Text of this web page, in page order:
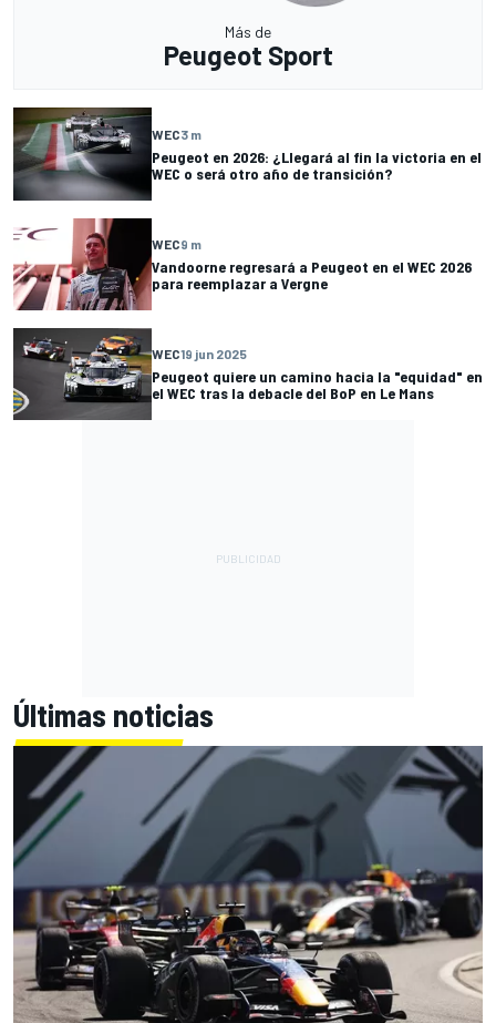
Más de
Peugeot Sport
WEC3 m
Peugeot en 2026: ¿Llegará al fin la victoria en el
WEC o será otro año de transición?
WEC9 m
Vandoorne regresará a Peugeot en el WEC 2026
para reemplazar a Vergne
WEC19 jun 2025
Peugeot quiere un camino hacia la "equidad" en
el WEC tras la debacle del BoP en Le Mans
Últimas noticias